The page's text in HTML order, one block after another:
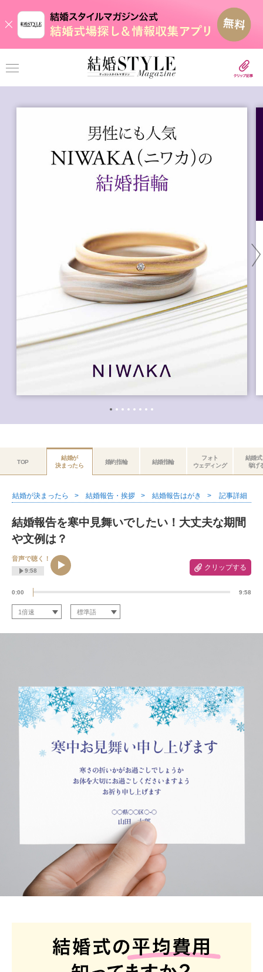
TOP
結婚が
決まったら
婚約指輪 結婚指輪
フォト
ウェディング
結婚
挙げ
結婚が決まったら 結婚報告・挨拶 結婚報告はがき 記事詳細
結婚報告を寒中見舞いでしたい！大丈夫な期間
や文例は？
クリップする
音声で聴く！
9:58
0:00 9:58